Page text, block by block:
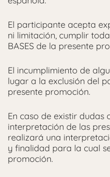
El participante acepta
ni limitación, cumplir
BASES de la presente
El incumplimiento de
lugar a la exclusión del
presente promoción.
En caso de existir dudas
interpretación de las
realizará una
y finalidad para la cual
promoción.